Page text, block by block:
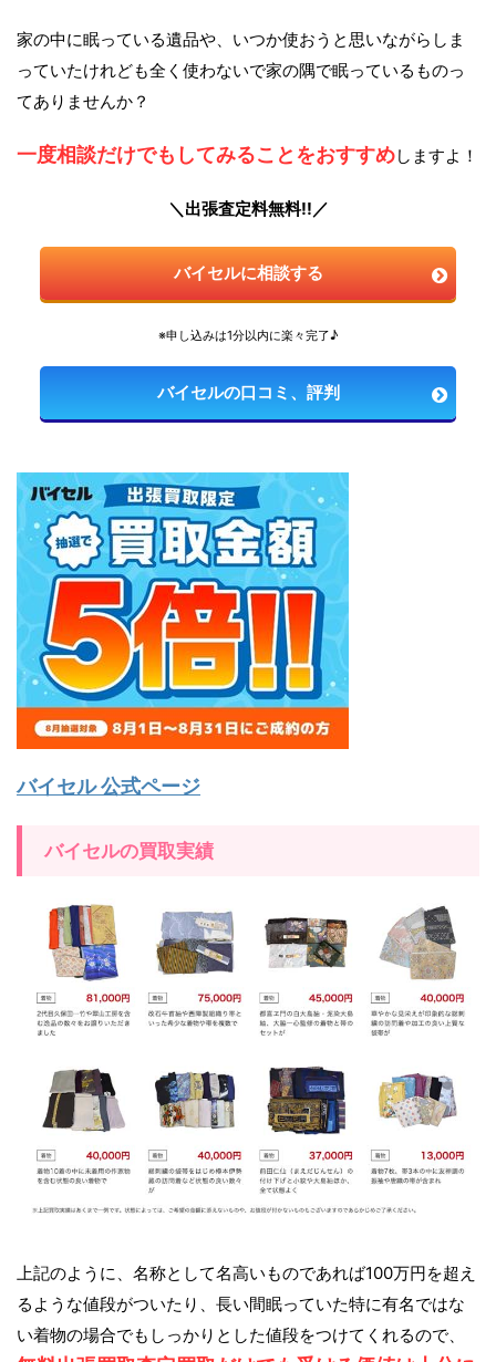
家の中に眠っている遺品や、いつか使おうと思いながらしま
っていたけれども全く使わないで家の隅で眠っているものっ
てありませんか？
一度相談だけでもしてみることをおすすめしますよ！
＼出張査定料無料!!／
バイセルに相談する
※申し込みは1分以内に楽々完了♪
バイセルの口コミ、評判
バイセル 公式ページ
バイセルの買取実績
上記のように、名称として名高いものであれば100万円を超え
るような値段がついたり、長い間眠っていた特に有名ではな
い着物の場合でもしっかりとした値段をつけてくれるので、